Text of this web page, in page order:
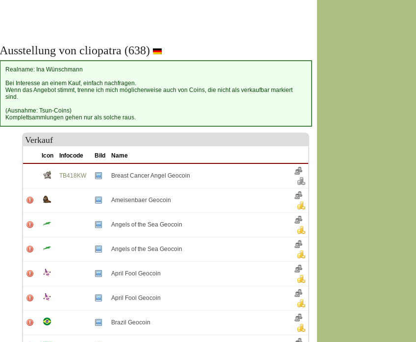
Ausstellung von cliopatra (638)
Realname: Ina Wünschmann
Bei Interesse an einem Kauf, einfach nachfragen.
Wenn das Angebot stimmt, trenne ich mich möglicherweise auch von Coins, die nicht als verkaufbar markiert
sind.
(Ausnahme: Tsun-Coins)
Komplettsammlungen gehen nur als solche raus.
Verkauf
Icon Infocode Bild Name
TB418KW Breast Cancer Angel Geocoin
Ameisenbaer Geocoin
Angels of the Sea Geocoin
Angels of the Sea Geocoin
April Fool Geocoin
April Fool Geocoin
Brazil Geocoin